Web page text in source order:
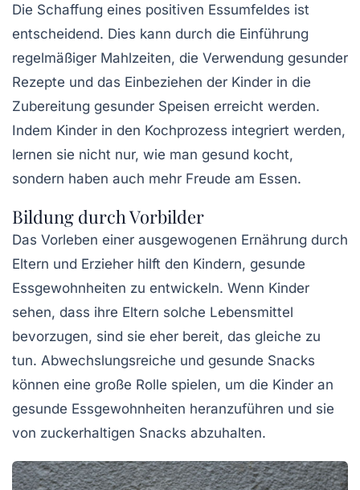
Die Schaffung eines positiven Essumfeldes ist
entscheidend. Dies kann durch die Einführung
regelmäßiger Mahlzeiten, die Verwendung gesunder
Rezepte und das Einbeziehen der Kinder in die
Zubereitung gesunder Speisen erreicht werden.
Indem Kinder in den Kochprozess integriert werden,
lernen sie nicht nur, wie man gesund kocht,
sondern haben auch mehr Freude am Essen.
Bildung durch Vorbilder
Das Vorleben einer ausgewogenen Ernährung durch
Eltern und Erzieher hilft den Kindern, gesunde
Essgewohnheiten zu entwickeln. Wenn Kinder
sehen, dass ihre Eltern solche Lebensmittel
bevorzugen, sind sie eher bereit, das gleiche zu
tun. Abwechslungsreiche und gesunde Snacks
können eine große Rolle spielen, um die Kinder an
gesunde Essgewohnheiten heranzuführen und sie
von zuckerhaltigen Snacks abzuhalten.